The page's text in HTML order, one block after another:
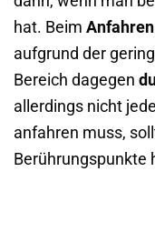
hat. Beim
aufgrund der
Bereich dagegen
allerdings nicht
anfahren muss,
Berührungspunkte